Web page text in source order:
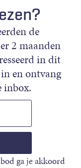
de
2 maanden
in dit
en ontvang
inbox.
ga je akkoord